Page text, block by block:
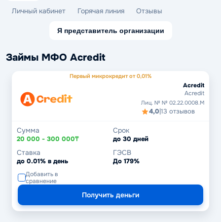
Личный кабинет Горячая линия Отзывы
Я представитель организации
Займы МФО Acredit
Первый микрокредит от 0,01%
Acredit
Acredit
Лиц. № № 02.22.0008.М
4,0|13 отзывов
Сумма
20 000 - 300 000₸
Срок
до 30 дней
Ставка
до 0.01% в день
ГЭСВ
До 179%
Добавить в
сравнение
Получить деньги